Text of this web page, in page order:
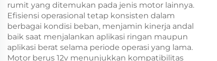
rumit yang ditemukan pada jenis motor lainnya.
Efisiensi operasional tetap konsisten dalam
berbagai kondisi beban, menjamin kinerja andal
baik saat menjalankan aplikasi ringan maupun
aplikasi berat selama periode operasi yang lama.
Motor berus 12v menunjukkan kompatibilitas